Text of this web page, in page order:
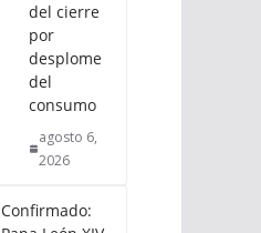
del cierre
por
desplome
del
consumo
agosto 6,
2026
Confirmado: